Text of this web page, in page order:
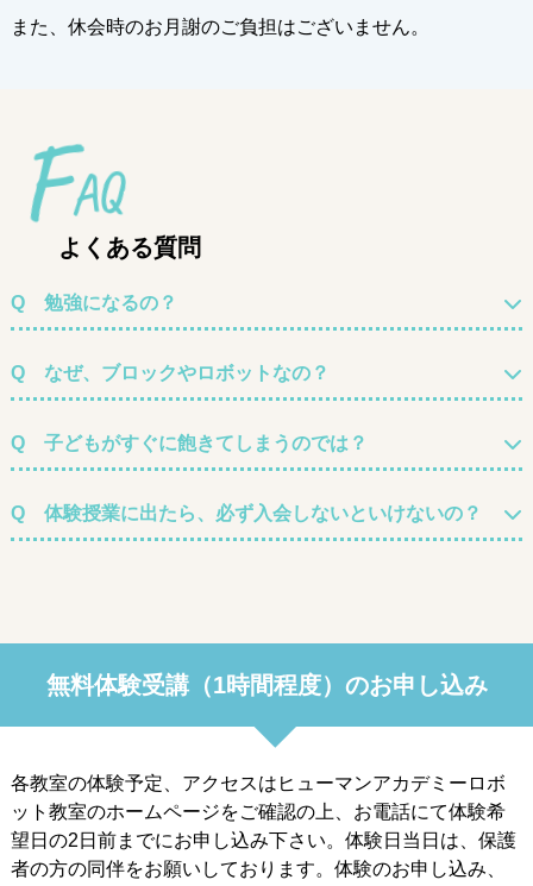
また、休会時のお月謝のご負担はございません。
F
AQ
よくある質問
勉強になるの？
なぜ、ブロックやロボットなの？
子どもがすぐに飽きてしまうのでは？
体験授業に出たら、必ず入会しないといけないの？
無料体験受講（1時間程度）のお申し込み
各教室の体験予定、アクセスはヒューマンアカデミーロボ
ット教室のホームページをご確認の上、お電話にて体験希
望日の2日前までにお申し込み下さい。体験日当日は、保護
者の方の同伴をお願いしております。体験のお申し込み、